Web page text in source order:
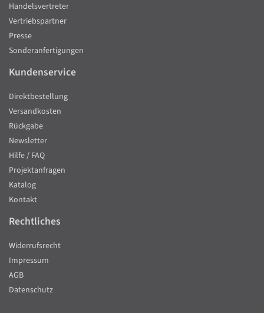
Handelsvertreter
Vertriebspartner
Presse
Sonderanfertigungen
Kundenservice
Direktbestellung
Versandkosten
Rückgabe
Newsletter
Hilfe / FAQ
Projektanfragen
Katalog
Kontakt
Rechtliches
Widerrufsrecht
Impressum
AGB
Datenschutz